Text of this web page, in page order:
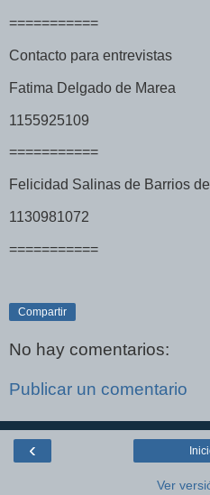
===========
Contacto para entrevistas
Fatima Delgado de Marea
1155925109
===========
Felicidad Salinas de Barrios
1130981072
===========
Compartir
No hay comentarios:
Publicar un comentario
‹
Ver